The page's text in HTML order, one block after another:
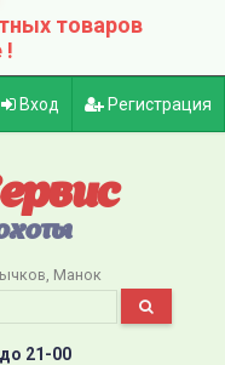
товаров
!
Вход Регистрация
Манок
21-00